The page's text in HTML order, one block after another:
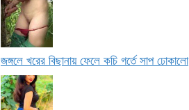
জঙ্গলে খরের বিছানায় ফেলে কচি গর্তে সাপ ঢোকালো